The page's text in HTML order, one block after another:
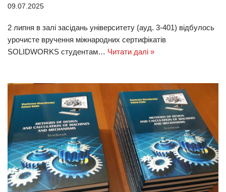
09.07.2025
2 липня в залі засідань університету (ауд. 3-401) відбулось
урочисте вручення міжнародних сертифікатів
SOLIDWORKS студентам… Читати далі »